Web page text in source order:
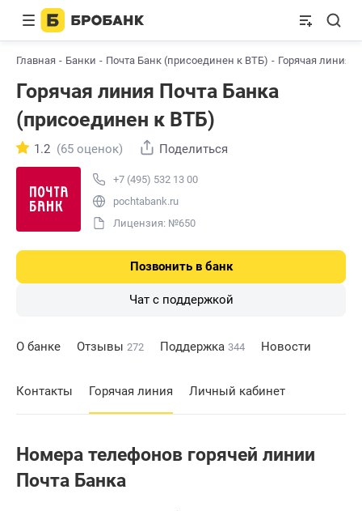
Главная Банки Почта Банк (присоединен к ВТБ) Горячая линия
Горячая линия Почта Банка
(присоединен к ВТБ)
+7 (495) 532 13 00
pochtabank.ru
Лицензия: №650
1.2 (65 оценок) Поделиться
Позвонить в банк
Чат с поддержкой
О банке Отзывы 272 Поддержка 344 Новости
Контакты Горячая линия Личный кабинет
Номера телефонов горячей линии
Почта Банка